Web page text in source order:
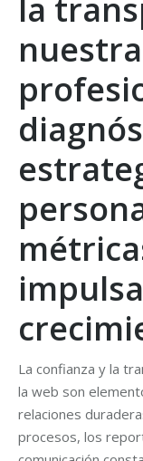
la
La confianza y la
la web son
relaciones
procesos, los